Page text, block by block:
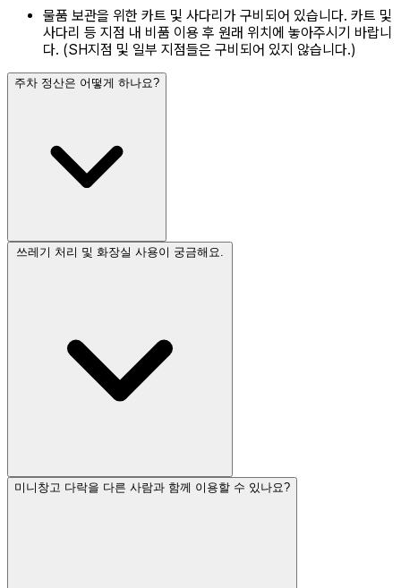
물품 보관을 위한 카트 및 사다리가 구비되어 있습니다. 카트 및
사다리 등 지점 내 비품 이용 후 원래 위치에 놓아주시기 바랍니
다. (SH지점 및 일부 지점들은 구비되어 있지 않습니다.)
주차 정산은 어떻게 하나요?
미니창고 다락을 다른 사람과 함께 이용할 수 있나요?